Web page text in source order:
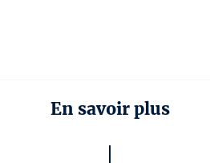
En savoir plus